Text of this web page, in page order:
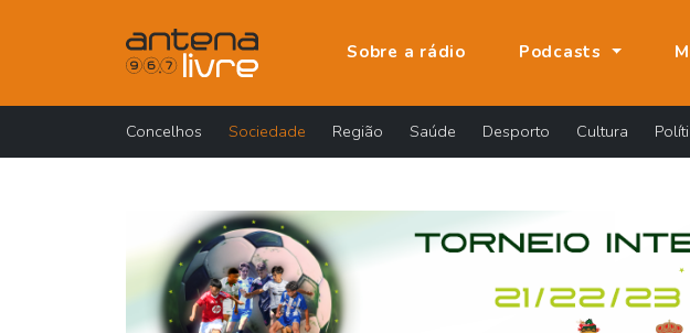
Sobre a rádio Podcasts
Concelhos Sociedade Região Saúde Desporto Cultura